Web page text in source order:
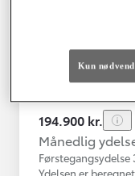
Hybrid
194.900 kr.
Månedlig
Førstegangsydelse
Ydelsen er
Kun